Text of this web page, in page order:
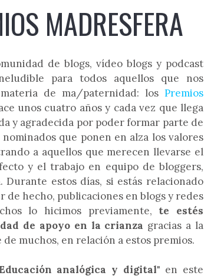
MADRESFERA
de blogs, vídeo blogs y podcast
para todos aquellos que nos
de ma/paternidad: los Premios
unos cuatro años y cada vez que llega
y agradecida por poder formar parte de
que ponen en alza los valores
a aquellos que merecen llevarse el
y el trabajo en equipo de bloggers,
estos días, si estás relacionado
de hecho, publicaciones en blogs y redes
lo hicimos previamente, te estés
de apoyo en la crianza gracias a la
muchos, en relación a estos premios.
analógica y digital" en este